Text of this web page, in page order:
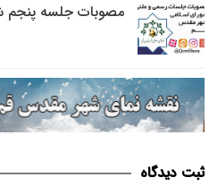
مصوبات جلسه پنجم
ثبت دیدگاه